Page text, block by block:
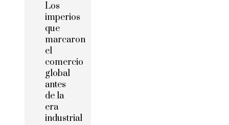
Los
imperios
que
marcaron
el
comercio
global
antes
de la
era
industrial